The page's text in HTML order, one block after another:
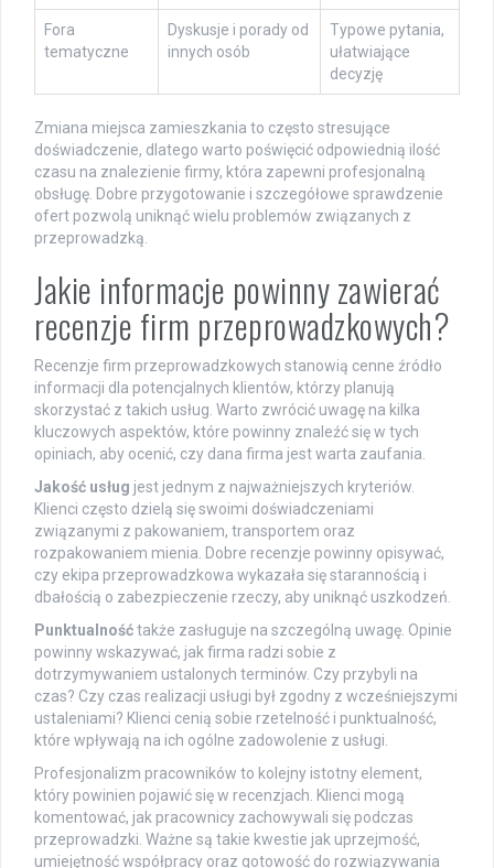
Fora
tematyczne
Dyskusje i porady od
innych osób
Typowe pytania,
ułatwiające
decyzję
Zmiana miejsca zamieszkania to często stresujące
doświadczenie, dlatego warto poświęcić odpowiednią ilość
czasu na znalezienie firmy, która zapewni profesjonalną
obsługę. Dobre przygotowanie i szczegółowe sprawdzenie
ofert pozwolą uniknąć wielu problemów związanych z
przeprowadzką.
Jakie informacje powinny zawierać
recenzje firm przeprowadzkowych?
Recenzje firm przeprowadzkowych stanowią cenne źródło
informacji dla potencjalnych klientów, którzy planują
skorzystać z takich usług. Warto zwrócić uwagę na kilka
kluczowych aspektów, które powinny znaleźć się w tych
opiniach, aby ocenić, czy dana firma jest warta zaufania.
Jakość usług jest jednym z najważniejszych kryteriów.
Klienci często dzielą się swoimi doświadczeniami
związanymi z pakowaniem, transportem oraz
rozpakowaniem mienia. Dobre recenzje powinny opisywać,
czy ekipa przeprowadzkowa wykazała się starannością i
dbałością o zabezpieczenie rzeczy, aby uniknąć uszkodzeń.
Punktualnośćtakże zasługuje na szczególną uwagę. Opinie
powinny wskazywać, jak firma radzi sobie z
dotrzymywaniem ustalonych terminów. Czy przybyli na
czas? Czy czas realizacji usługi był zgodny z wcześniejszymi
ustaleniami? Klienci cenią sobie rzetelność i punktualność,
które wpływają na ich ogólne zadowolenie z usługi.
Profesjonalizm pracowników to kolejny istotny element,
który powinien pojawić się w recenzjach. Klienci mogą
komentować, jak pracownicy zachowywali się podczas
przeprowadzki. Ważne są takie kwestie jak uprzejmość,
umiejętność współpracy oraz gotowość do rozwiązywania